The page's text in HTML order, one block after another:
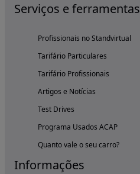
Serviços e ferramentas
Profissionais no Standvirtual
Tarifário Particulares
Tarifário Profissionais
Artigos e Notícias
Test Drives
Programa Usados ACAP
Quanto vale o seu carro?
Informações